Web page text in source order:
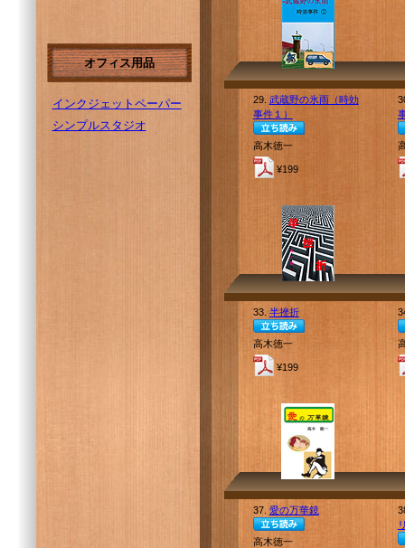
オフィス用品
インクジェットペーパー
シンプルスタジオ
29. 武蔵野の氷雨（時効
事件１）
高木徳一
¥199
33. 半挫折
高木徳一
¥199
37. 愛の万華鏡
高木徳一